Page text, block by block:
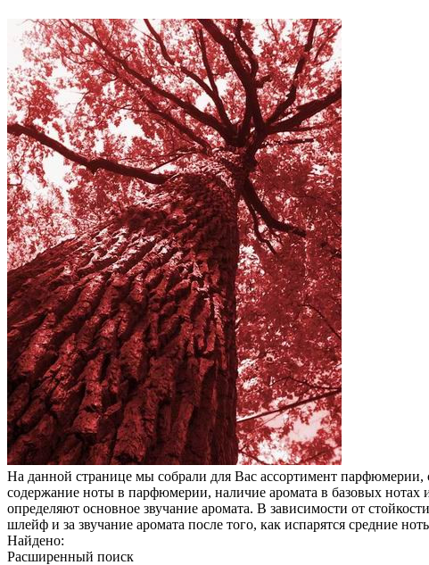
На данной странице мы собрали для Вас ассортимент
содержание ноты в парфюмерии, наличие аромата в базовых
определяют основное звучание аромата. В зависимости от
шлейф и за звучание аромата после того, как испарятся средние
Найдено:
Расширенный поиск